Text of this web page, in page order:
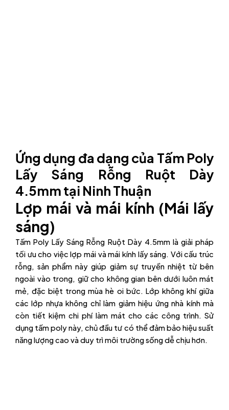
Ứng dụng đa dạng của Tấm Poly
Lấy Sáng Rỗng Ruột Dày
4.5mm tại Ninh Thuận
Lợp mái và mái kính (Mái lấy
sáng)
Tấm Poly Lấy Sáng Rỗng Ruột Dày 4.5mm là giải pháp
tối ưu cho việc lợp mái và mái kính lấy sáng. Với cấu trúc
rỗng, sản phẩm này giúp giảm sự truyền nhiệt từ bên
ngoài vào trong, giữ cho không gian bên dưới luôn mát
mẻ, đặc biệt trong mùa hè oi bức. Lớp không khí giữa
các lớp nhựa không chỉ làm giảm hiệu ứng nhà kính mà
còn tiết kiệm chi phí làm mát cho các công trình. Sử
dụng tấm poly này, chủ đầu tư có thể đảm bảo hiệu suất
năng lượng cao và duy trì môi trường sống dễ chịu hơn.